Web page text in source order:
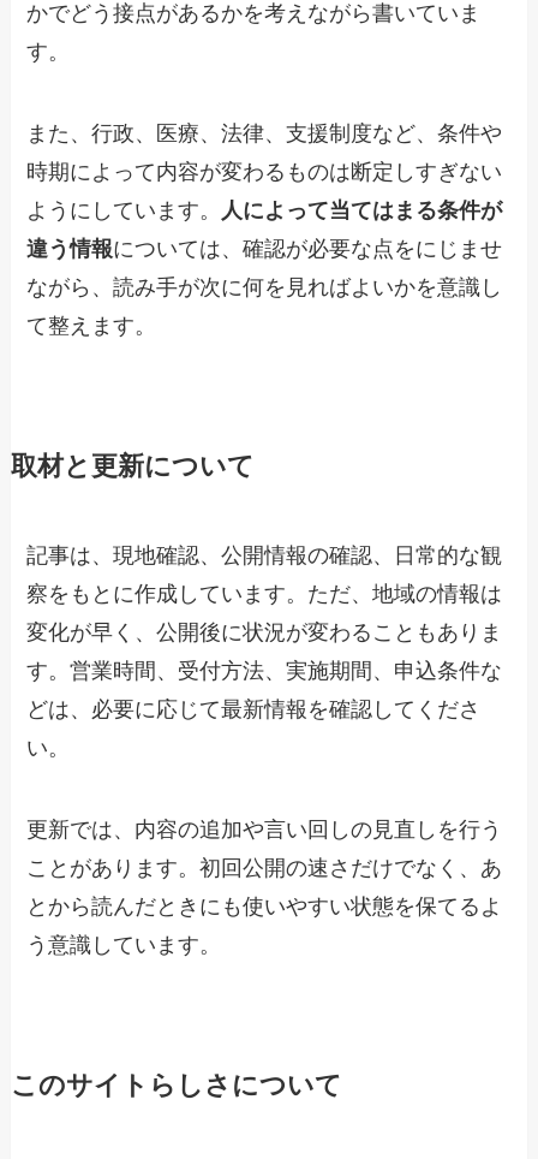
かでどう接点があるかを考えながら書いていま
す。
また、行政、医療、法律、支援制度など、条件や
時期によって内容が変わるものは断定しすぎない
ようにしています。 人によって当てはまる条件が
違う情報については、確認が必要な点をにじませ
ながら、読み手が次に何を見ればよいかを意識し
て整えます。
取材と更新について
記事は、現地確認、公開情報の確認、日常的な観
察をもとに作成しています。ただ、地域の情報は
変化が早く、公開後に状況が変わることもありま
す。営業時間、受付方法、実施期間、申込条件な
どは、必要に応じて最新情報を確認してくださ
い。
更新では、内容の追加や言い回しの見直しを行う
ことがあります。初回公開の速さだけでなく、あ
とから読んだときにも使いやすい状態を保てるよ
う意識しています。
このサイトらしさについて